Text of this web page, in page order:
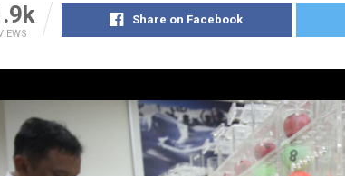
Share on Facebook